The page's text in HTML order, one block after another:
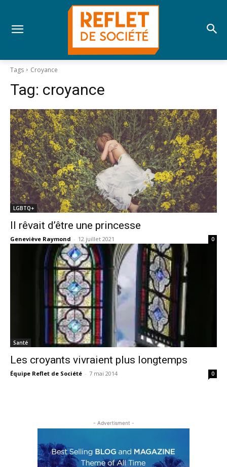
Tags Croyance
Tag: croyance
LGBTQ+
Il rêvait d’être une princesse
Geneviève Raymond - 12 juillet 2021 0
Santé
Les croyants vivraient plus longtemps
Équipe Reflet de Société - 7 mai 2014 0
- Advertisment -